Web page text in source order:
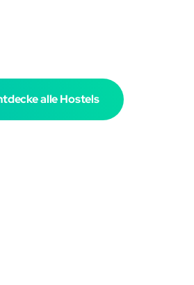
alle Hostels